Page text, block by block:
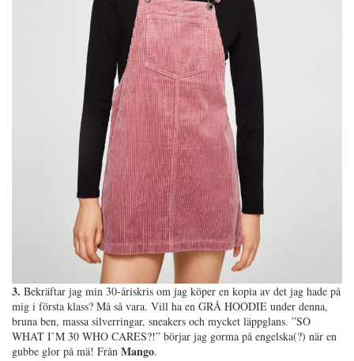
3. Bekräftar jag min 30-åriskris om jag köper en kopia av det jag hade på
mig i första klass? Må så vara. Vill ha en GRÅ HOODIE under denna,
bruna ben, massa silverringar, sneakers och mycket läppglans. ”SO
WHAT I’M 30 WHO CARES?!” börjar jag gorma på engelska(?) när en
gubbe glor på mä! Från Mango.